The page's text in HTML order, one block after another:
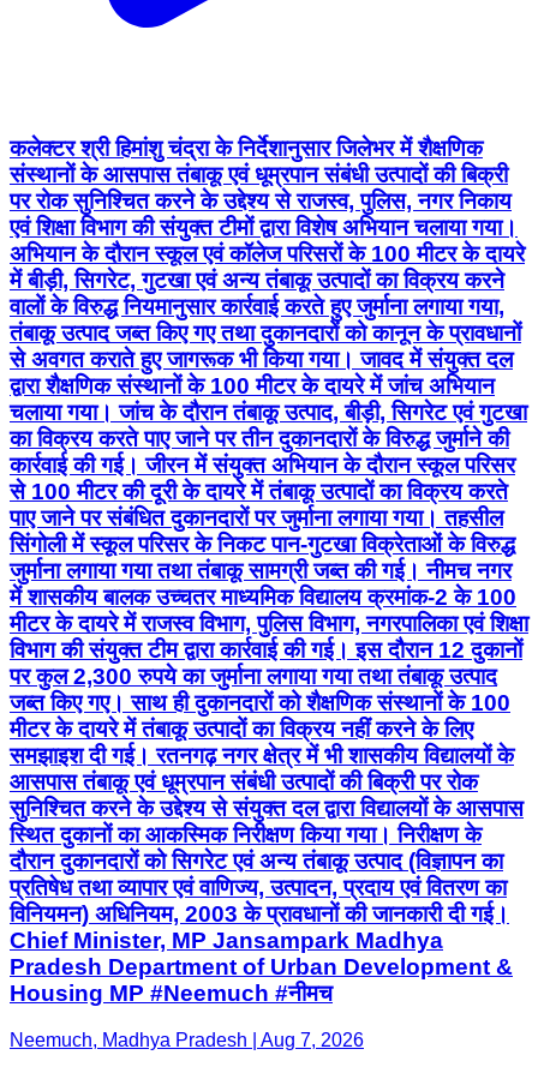
कलेक्टर श्री हिमांशु चंद्रा के निर्देशानुसार जिलेभर में शैक्षणिक
संस्थानों के आसपास तंबाकू एवं धूम्रपान संबंधी उत्पादों की बिक्री
पर रोक सुनिश्चित करने के उद्देश्य से राजस्व, पुलिस, नगर निकाय
एवं शिक्षा विभाग की संयुक्त टीमों द्वारा विशेष अभियान चलाया गया।
अभियान के दौरान स्कूल एवं कॉलेज परिसरों के 100 मीटर के दायरे
में बीड़ी, सिगरेट, गुटखा एवं अन्य तंबाकू उत्पादों का विक्रय करने
वालों के विरुद्ध नियमानुसार कार्रवाई करते हुए जुर्माना लगाया गया,
तंबाकू उत्पाद जब्त किए गए तथा दुकानदारों को कानून के प्रावधानों
से अवगत कराते हुए जागरूक भी किया गया। जावद में संयुक्त दल
द्वारा शैक्षणिक संस्थानों के 100 मीटर के दायरे में जांच अभियान
चलाया गया। जांच के दौरान तंबाकू उत्पाद, बीड़ी, सिगरेट एवं गुटखा
का विक्रय करते पाए जाने पर तीन दुकानदारों के विरुद्ध जुर्माने की
कार्रवाई की गई। जीरन में संयुक्त अभियान के दौरान स्कूल परिसर
से 100 मीटर की दूरी के दायरे में तंबाकू उत्पादों का विक्रय करते
पाए जाने पर संबंधित दुकानदारों पर जुर्माना लगाया गया। तहसील
सिंगोली में स्कूल परिसर के निकट पान-गुटखा विक्रेताओं के विरुद्ध
जुर्माना लगाया गया तथा तंबाकू सामग्री जब्त की गई। नीमच नगर
में शासकीय बालक उच्चतर माध्यमिक विद्यालय क्रमांक-2 के 100
मीटर के दायरे में राजस्व विभाग, पुलिस विभाग, नगरपालिका एवं शिक्षा
विभाग की संयुक्त टीम द्वारा कार्रवाई की गई। इस दौरान 12 दुकानों
पर कुल 2,300 रुपये का जुर्माना लगाया गया तथा तंबाकू उत्पाद
जब्त किए गए। साथ ही दुकानदारों को शैक्षणिक संस्थानों के 100
मीटर के दायरे में तंबाकू उत्पादों का विक्रय नहीं करने के लिए
समझाइश दी गई। रतनगढ़ नगर क्षेत्र में भी शासकीय विद्यालयों के
आसपास तंबाकू एवं धूम्रपान संबंधी उत्पादों की बिक्री पर रोक
सुनिश्चित करने के उद्देश्य से संयुक्त दल द्वारा विद्यालयों के आसपास
स्थित दुकानों का आकस्मिक निरीक्षण किया गया। निरीक्षण के
दौरान दुकानदारों को सिगरेट एवं अन्य तंबाकू उत्पाद (विज्ञापन का
प्रतिषेध तथा व्यापार एवं वाणिज्य, उत्पादन, प्रदाय एवं वितरण का
विनियमन) अधिनियम, 2003 के प्रावधानों की जानकारी दी गई।
Chief Minister, MP Jansampark Madhya
Pradesh Department of Urban Development &
Housing MP #Neemuch #नीमच
Neemuch, Madhya Pradesh | Aug 7, 2026